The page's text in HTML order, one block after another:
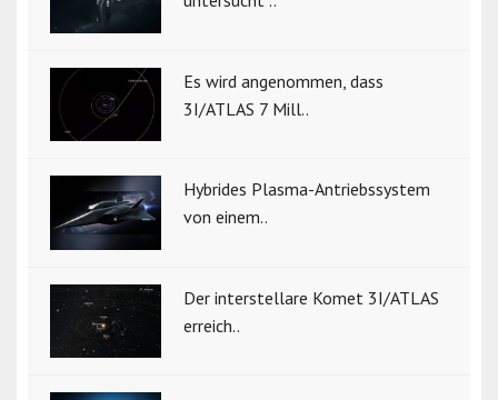
Es wird angenommen, dass
3I/ATLAS 7 Mill..
Hybrides Plasma-Antriebssystem
von einem..
Der interstellare Komet 3I/ATLAS
erreich..